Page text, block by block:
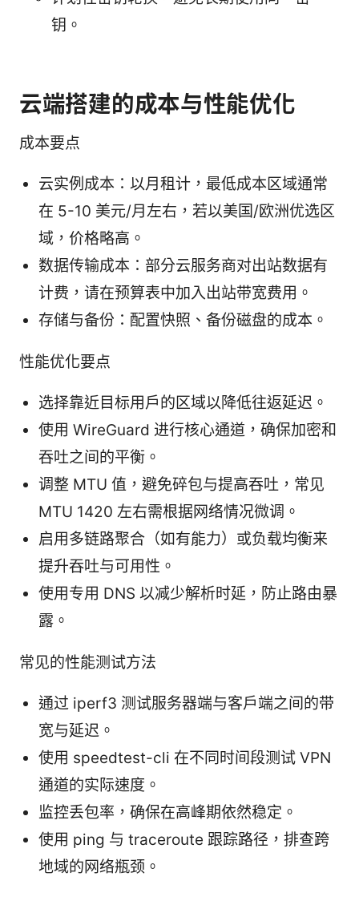
钥。
云端搭建的成本与性能优化
成本要点
云实例成本：以月租计，最低成本区域通常
在 5-10 美元/月左右，若以美国/欧洲优选区
域，价格略高。
数据传输成本：部分云服务商对出站数据有
计费，请在预算表中加入出站带宽费用。
存储与备份：配置快照、备份磁盘的成本。
性能优化要点
选择靠近目标用户的区域以降低往返延迟。
使用 WireGuard 进行核心通道，确保加密和
吞吐之间的平衡。
调整 MTU 值，避免碎包与提高吞吐，常见
MTU 1420 左右需根据网络情况微调。
启用多链路聚合（如有能力）或负载均衡来
提升吞吐与可用性。
使用专用 DNS 以减少解析时延，防止路由暴
露。
常见的性能测试方法
通过 iperf3 测试服务器端与客户端之间的带
宽与延迟。
使用 speedtest-cli 在不同时间段测试 VPN
通道的实际速度。
监控丢包率，确保在高峰期依然稳定。
使用 ping 与 traceroute 跟踪路径，排查跨
地域的网络瓶颈。